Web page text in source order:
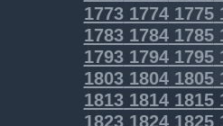
177317741775
178317841785
179317941795
180318041805
181318141815
182318241825